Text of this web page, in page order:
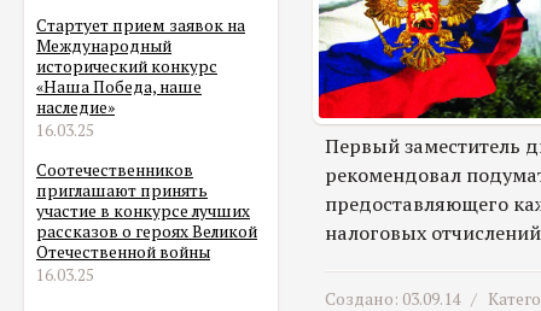
Стартует прием заявок на
Международный
исторический конкурс
«Наша Победа, наше
наследие»
16.03.25
Соотечественников
приглашают принять
участие в конкурсе лучших
рассказов о героях Великой
Отечественной войны
16.03.25
Первый заместитель
рекомендовал
предоставляющего
налоговых
Создано: 03.09.14 /